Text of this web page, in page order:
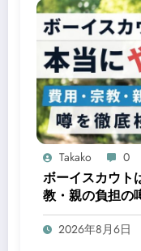
Takako 0
ボーイスカウト
教・親の負担の
2026年8月6日